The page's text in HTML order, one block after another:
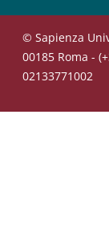
© Sapienza
00185 Roma -
02133771002